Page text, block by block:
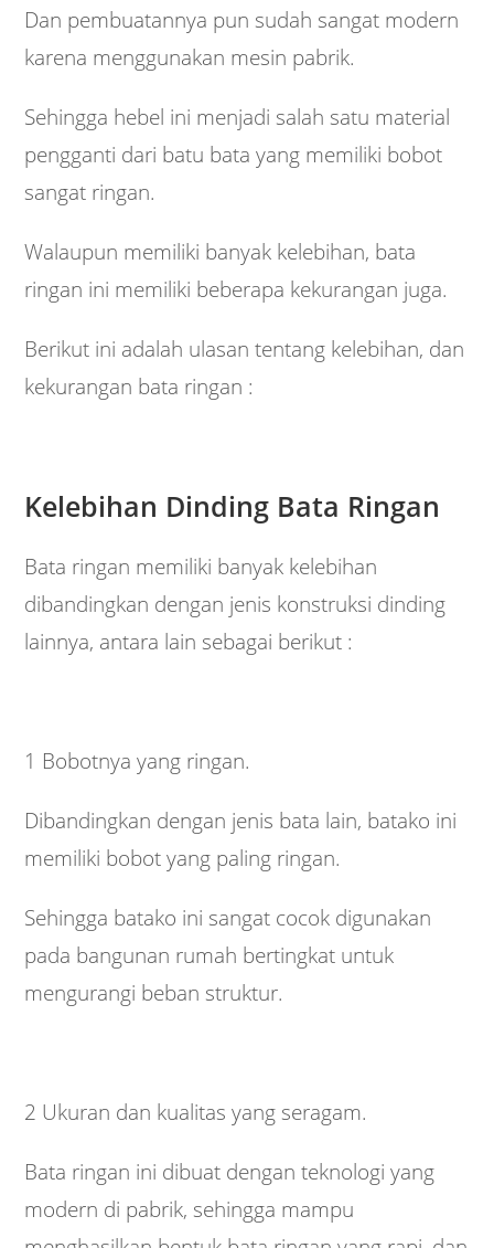
Dan pembuatannya pun sudah sangat modern
karena menggunakan mesin pabrik.
Sehingga hebel ini menjadi salah satu material
pengganti dari batu bata yang memiliki bobot
sangat ringan.
Walaupun memiliki banyak kelebihan, bata
ringan ini memiliki beberapa kekurangan juga.
Berikut ini adalah ulasan tentang kelebihan, dan
kekurangan bata ringan :
Kelebihan Dinding Bata Ringan
Bata ringan memiliki banyak kelebihan
dibandingkan dengan jenis konstruksi dinding
lainnya, antara lain sebagai berikut :
1 Bobotnya yang ringan.
Dibandingkan dengan jenis bata lain, batako ini
memiliki bobot yang paling ringan.
Sehingga batako ini sangat cocok digunakan
pada bangunan rumah bertingkat untuk
mengurangi beban struktur.
2 Ukuran dan kualitas yang seragam.
Bata ringan ini dibuat dengan teknologi yang
modern di pabrik, sehingga mampu